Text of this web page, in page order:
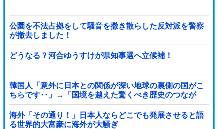
公園を不法占拠をして騒音を撒き散らした反対派を警察
が撤去しました！
どうなる？河合ゆうすけが県知事選へ立候補！
韓国人「意外に日本との関係が深い地球の裏側の国がこ
ちらです‥」→「国境を越えた驚くべき歴史のつなが
り‥」
海外「その通り！」日本人ならどこでも発展させると語
る世界的大富豪に海外が大騒ぎ